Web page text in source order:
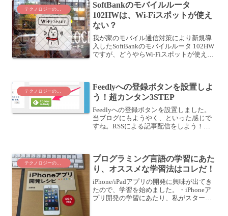
イズ変更 (リ...
テクノロジーのこと
SoftBankのモバイルルータ
102HWは、Wi-Fiスポットが使え
ない？
我が家のモバイル通信対策により新規導
入したSoftBankのモバイルルータ 102HW
ですが、どうやらWi-Fiスポットが使えな
テクノロジーのこと
Feedlyへの登録ボタンを設置しよ
う！超カンタン3STEP
Feedlyへの登録ボタンを設置しました。
当ブログにもようやく、といった感じで
すね。RSSによる記事配信をしよう！こ
ス...
テクノロジーのこと
プログラミング言語の学習にあた
り、オススメな学習法はコレだ！
iPhone/iPadアプリの開発に興味が出てき
たので、学習を始めました。・iPhoneア
プリ開発の学習にあたり、私がスタート